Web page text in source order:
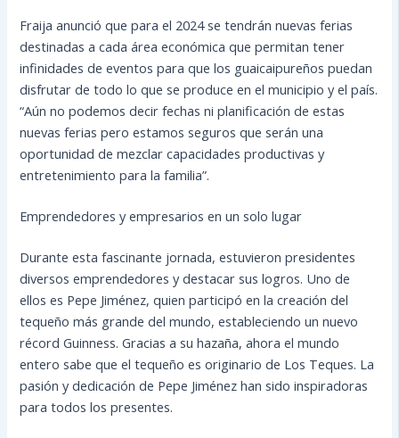
Fraija anunció que para el 2024 se tendrán nuevas ferias
destinadas a cada área económica que permitan tener
infinidades de eventos para que los guaicaipureños puedan
disfrutar de todo lo que se produce en el municipio y el país.
“Aún no podemos decir fechas ni planificación de estas
nuevas ferias pero estamos seguros que serán una
oportunidad de mezclar capacidades productivas y
entretenimiento para la familia”.
Emprendedores y empresarios en un solo lugar
Durante esta fascinante jornada, estuvieron presidentes
diversos emprendedores y destacar sus logros. Uno de
ellos es Pepe Jiménez, quien participó en la creación del
tequeño más grande del mundo, estableciendo un nuevo
récord Guinness. Gracias a su hazaña, ahora el mundo
entero sabe que el tequeño es originario de Los Teques. La
pasión y dedicación de Pepe Jiménez han sido inspiradoras
para todos los presentes.